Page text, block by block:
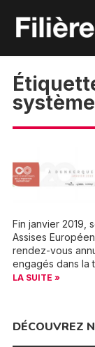
Fin janvier 2019,
Assises
rendez-vous
engagés dans la
LA SUITE »
DÉCOUVREZ